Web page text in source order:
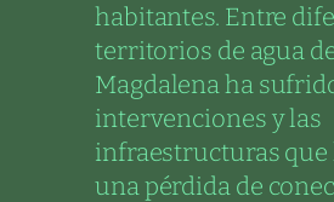
habitantes. Entre
territorios de agua
Magdalena ha
intervenciones y las
infraestructuras que
una pérdida de